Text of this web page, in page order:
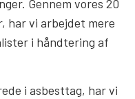
Gennem vores 20
har vi arbejdet mere
i håndtering af
i asbesttag, har vi